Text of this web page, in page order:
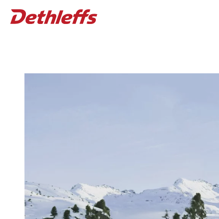
Camper Vans
Dethleffs Original Zubehör
Über uns
Family